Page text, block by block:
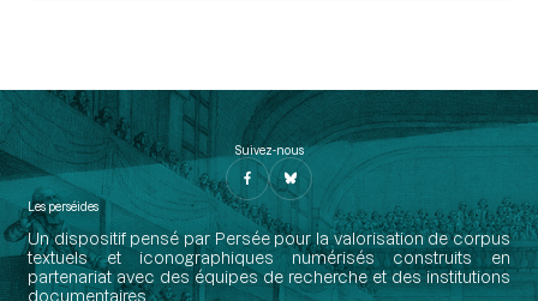
Suivez-nous
Les perséides
Un dispositif pensé par Persée pour la valorisation de corpus
textuels et iconographiques numérisés construits en
partenariat avec des équipes de recherche et des institutions
documentaires.